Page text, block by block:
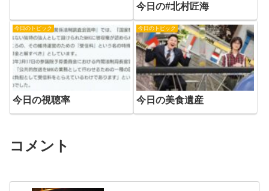
今日の#北村匠海
今日のトピック
今日の視聴率
今日のトピック
今日の美食遺産
コメント